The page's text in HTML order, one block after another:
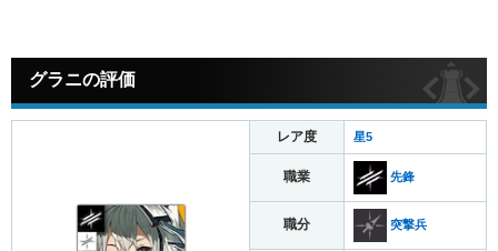
グラニの評価
レア度 星5
職業 先鋒
職分 突撃兵